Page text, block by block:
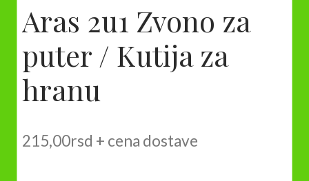
Aras 2u1 Zvono za
puter / Kutija za
hranu
215,00rsd + cena dostave